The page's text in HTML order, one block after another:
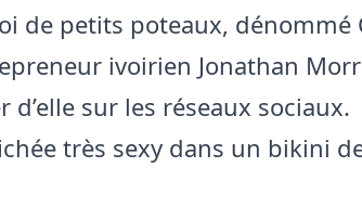
de petits poteaux, dénommé
ivoirien Jonathan
sur les réseaux sociaux.
très sexy dans un bikini